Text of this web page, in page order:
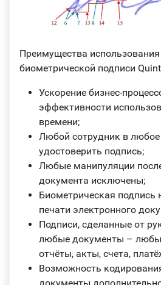
Преимущества
биометрической подписи
Ускорение бизнес-
эффективности
времени;
Любой сотрудник в
удостоверить подпись;
Любые манипуляции
документа исключены;
Биометрическая подпись
печати электронного
Подписи, сделанные от
любые документы –
отчёты, акты, счета,
Возможность